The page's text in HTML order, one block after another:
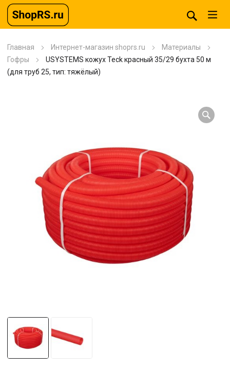
Главная Интернет-магазин shoprs.ru
Материалы
Гофры
USYSTEMS кожух Teck красный 35/29 бухта 50 м
(для труб 25, тип: тяжёлый)